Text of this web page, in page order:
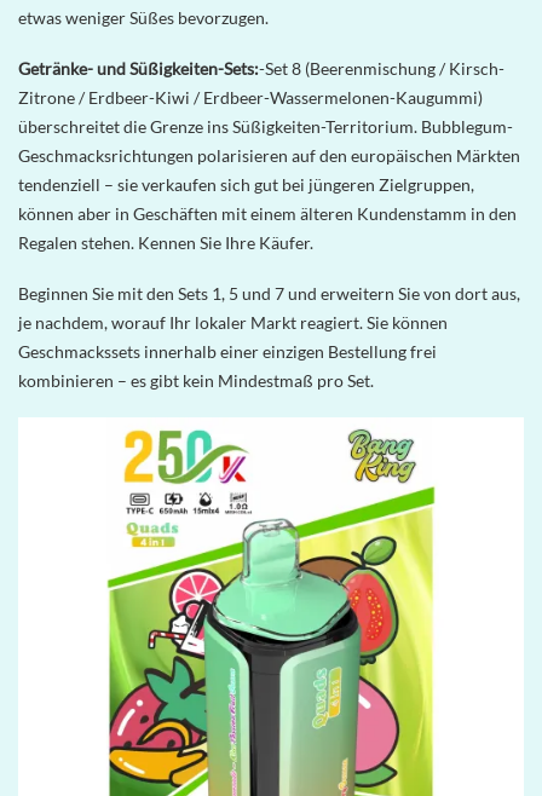
etwas weniger Süßes bevorzugen.
Getränke- und Süßigkeiten-Sets:-Set 8 (Beerenmischung / Kirsch-
Zitrone / Erdbeer-Kiwi / Erdbeer-Wassermelonen-Kaugummi)
überschreitet die Grenze ins Süßigkeiten-Territorium. Bubblegum-
Geschmacksrichtungen polarisieren auf den europäischen Märkten
tendenziell – sie verkaufen sich gut bei jüngeren Zielgruppen,
können aber in Geschäften mit einem älteren Kundenstamm in den
Regalen stehen. Kennen Sie Ihre Käufer.
Beginnen Sie mit den Sets 1, 5 und 7 und erweitern Sie von dort aus,
je nachdem, worauf Ihr lokaler Markt reagiert. Sie können
Geschmackssets innerhalb einer einzigen Bestellung frei
kombinieren – es gibt kein Mindestmaß pro Set.